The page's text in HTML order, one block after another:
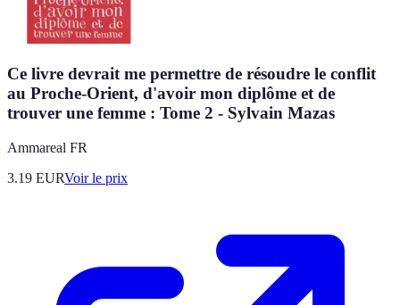
Ce livre devrait me permettre de résoudre le conflit
au Proche-Orient, d'avoir mon diplôme et de
trouver une femme : Tome 2 - Sylvain Mazas
Ammareal FR
3.19 EURVoir le prix